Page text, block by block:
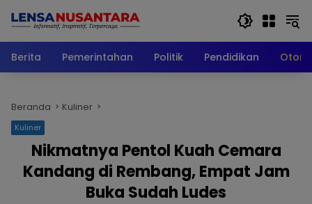
Berita
Pemerintahan Politik Pendidikan
Beranda Kuliner
Kuliner
Nikmatnya Pentol Kuah Cemara
Kandang di Rembang, Empat Jam
Buka Sudah Ludes